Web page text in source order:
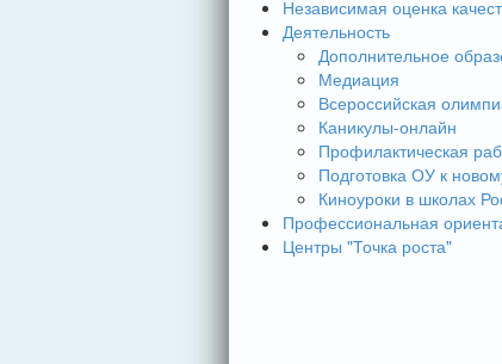
Независимая оценка
Деятельность
Дополнительное
Медиация
Всероссийская
Каникулы-онлайн
Профилактическая
Подготовка ОУ к
Киноуроки в школах
Профессиональная
Центры "Точка роста"